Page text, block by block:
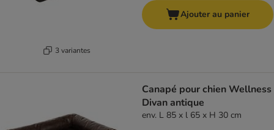
3 variantes
Ajouter au panier
Canapé pour chien Wellness
Divan antique
env. L 85 x l 65 x H 30 cm